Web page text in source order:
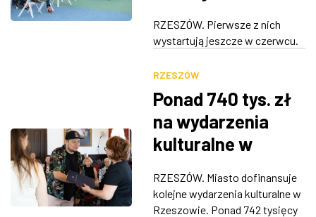
RZESZÓW. Pierwsze z nich
wystartują jeszcze w czerwcu.
RZESZÓW
Ponad 740 tys. zł
na wydarzenia
kulturalne w
RZESZÓW. Miasto dofinansuje
kolejne wydarzenia kulturalne w
Rzeszowie. Ponad 742 tysięcy